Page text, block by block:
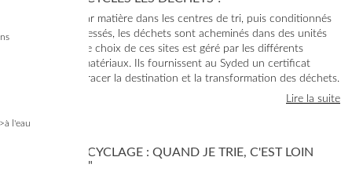
l'eau
Une fois triés par matière dans les centres de tri, puis conditionnés
en balles compressés, les déchets sont acheminés dans des unités
de recyclages. Le choix de ces sites est géré par les différents
repreneurs de matériaux. Ils fournissent au Syded un certificat
permettant de tracer la destination et la transformation des déchets.
Lire la suite
BILAN DU RECYCLAGE : QUAND JE TRIE, C'EST LOIN
D'ÊTRE "RIEN"